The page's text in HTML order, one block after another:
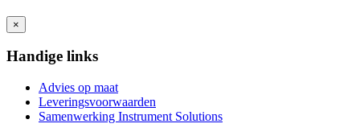
×
Handige links
Advies op maat
Leveringsvoorwaarden
Samenwerking Instrument Solutions